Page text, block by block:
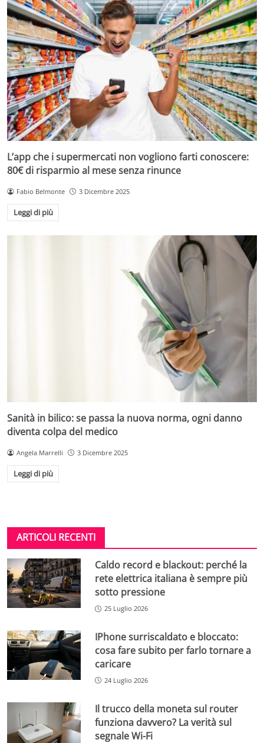
L’app che i supermercati non vogliono farti conoscere:
80€ di risparmio al mese senza rinunce
Fabio Belmonte 3 Dicembre 2025
Leggi di più
Sanità in bilico: se passa la nuova norma, ogni danno
diventa colpa del medico
Angela Marrelli 3 Dicembre 2025
Leggi di più
ARTICOLI RECENTI
Caldo record e blackout: perché la
rete elettrica italiana è sempre più
sotto pressione
25 Luglio 2026
IPhone surriscaldato e bloccato:
cosa fare subito per farlo tornare a
caricare
24 Luglio 2026
Il trucco della moneta sul router
funziona davvero? La verità sul
segnale Wi-Fi